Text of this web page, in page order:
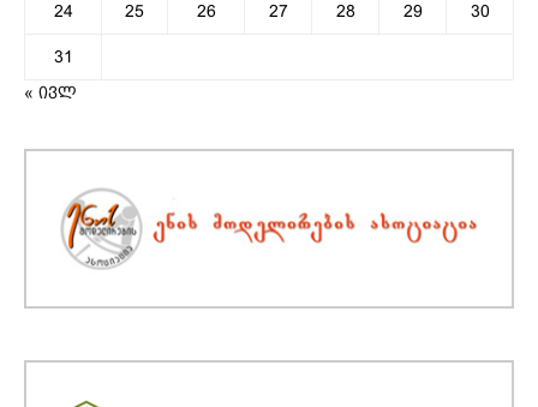
24 25 26 27 28 29 30
31
« ივლ